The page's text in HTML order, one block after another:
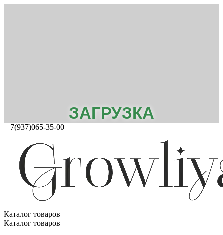
ЗАГРУЗКА
+7(937)065-35-00
Каталог товаров
Каталог товаров